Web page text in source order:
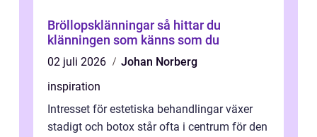
Bröllopsklänningar så hittar du
klänningen som känns som du
02 juli 2026
Johan Norberg
inspiration
Intresset för estetiska behandlingar växer
stadigt och botox står ofta i centrum för den